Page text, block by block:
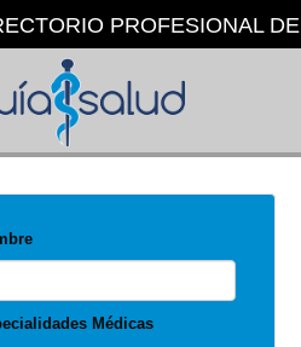
PROFESIONAL
Médicas